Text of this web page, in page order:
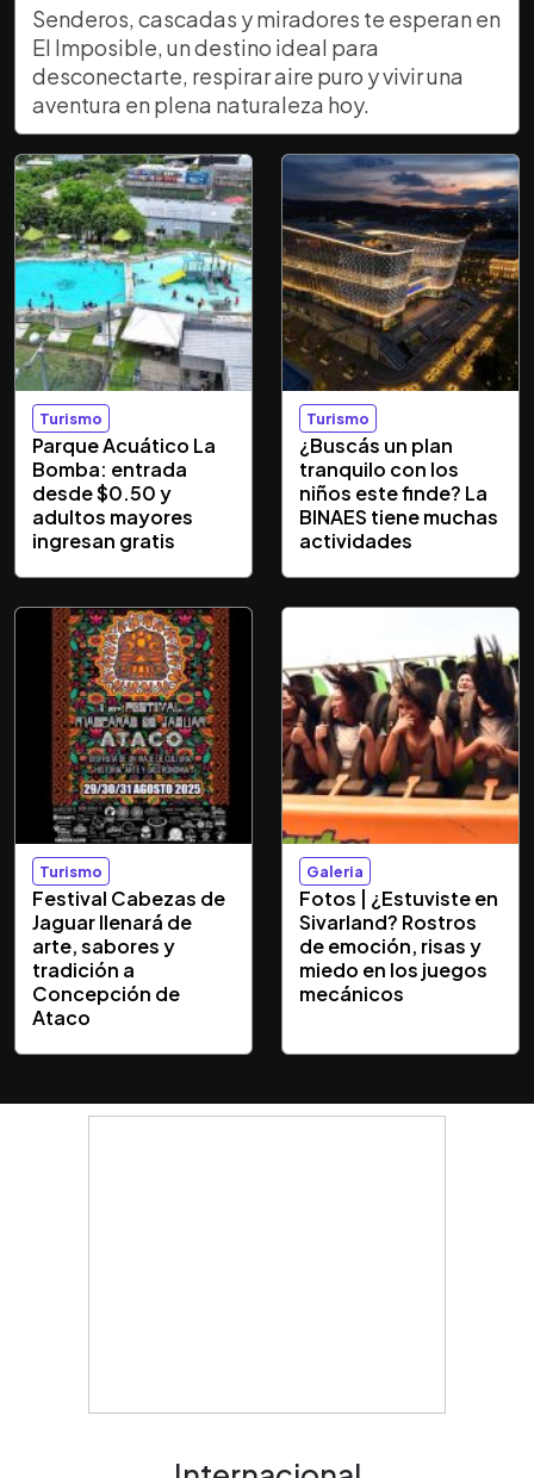
Senderos, cascadas y miradores te esperan en
El Imposible, un destino ideal para
desconectarte, respirar aire puro y vivir una
aventura en plena naturaleza hoy.
Turismo
Parque Acuático La
Bomba: entrada
desde $0.50 y
adultos mayores
ingresan gratis
Turismo
¿Buscás un plan
tranquilo con los
niños este finde? La
BINAES tiene muchas
actividades
Turismo
Festival Cabezas de
Jaguar llenará de
arte, sabores y
tradición a
Concepción de
Ataco
Galeria
Fotos | ¿Estuviste en
Sivarland? Rostros
de emoción, risas y
miedo en los juegos
mecánicos